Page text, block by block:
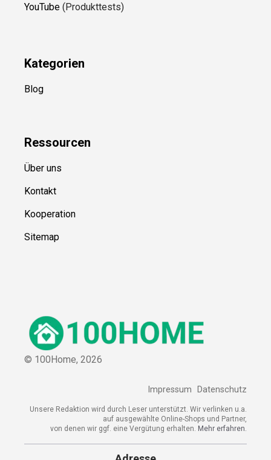
YouTube (Produkttests)
Kategorien
Blog
Ressourcen
Über uns
Kontakt
Kooperation
Sitemap
© 100Home, 2026
Impressum Datenschutz
Unsere Redaktion wird durch Leser unterstützt. Wir verlinken u.a.
auf ausgewählte Online-Shops und Partner,
von denen wir ggf. eine Vergütung erhalten. Mehr erfahren.